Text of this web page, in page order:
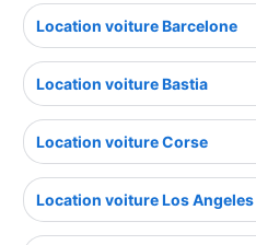
Location voiture Barcelone
Location voiture Bastia
Location voiture Corse
Location voiture Los Angeles